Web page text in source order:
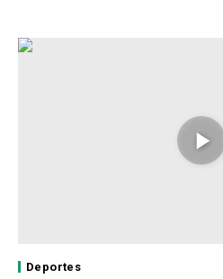
Deportes